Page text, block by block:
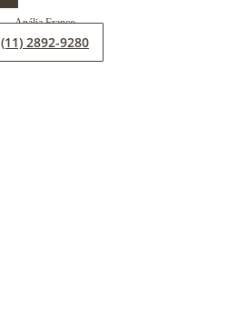
(11) 2892-9280